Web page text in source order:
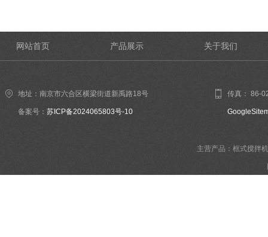
网站首页 产品展示 关于我们
地址：南京市六合区横梁街道新禹路18号
备案号： 苏ICP备2024065803号-10
传真： 86-
主营产品：框式搅拌